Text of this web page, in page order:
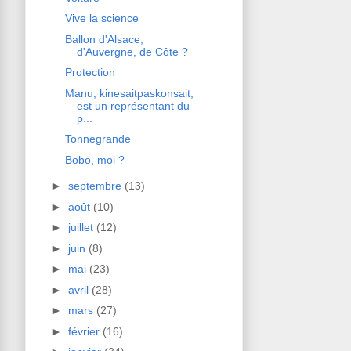
Vive la science
Ballon d'Alsace,
d'Auvergne, de Côte ?
Protection
Manu, kinesaitpaskonsait,
est un représentant du
p...
Tonnegrande
Bobo, moi ?
► septembre (13)
► août (10)
► juillet (12)
► juin (8)
► mai (23)
► avril (28)
► mars (27)
► février (16)